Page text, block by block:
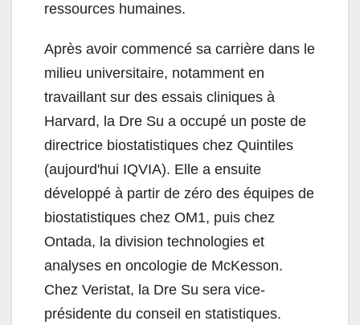
ressources humaines.
Après avoir commencé sa carrière dans le
milieu universitaire, notamment en
travaillant sur des essais cliniques à
Harvard, la Dre Su a occupé un poste de
directrice biostatistiques chez Quintiles
(aujourd'hui IQVIA). Elle a ensuite
développé à partir de zéro des équipes de
biostatistiques chez OM1, puis chez
Ontada, la division technologies et
analyses en oncologie de McKesson.
Chez Veristat, la Dre Su sera vice-
présidente du conseil en statistiques.